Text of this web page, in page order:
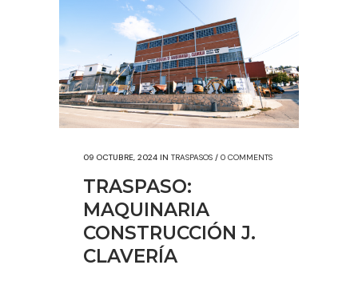
09 OCTUBRE, 2024 IN TRASPASOS / 0 COMMENTS
TRASPASO:
MAQUINARIA
CONSTRUCCIÓN J.
CLAVERÍA